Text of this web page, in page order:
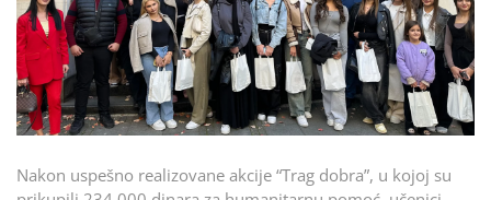
Nakon uspešno realizovane akcije “Trag dobra”, u kojoj su